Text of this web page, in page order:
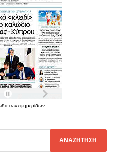
των εφημερίδων